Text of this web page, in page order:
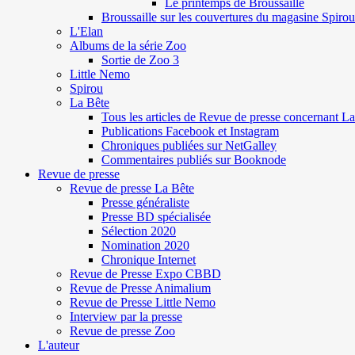
Broussaille sur les couvertures du magasine Spirou
L'Elan
Albums de la série Zoo
Sortie de Zoo 3
Little Nemo
Spirou
La Bête
Tous les articles de Revue de presse concernant
Publications Facebook et Instagram
Chroniques publiées sur NetGalley
Commentaires publiés sur Booknode
Revue de presse
Revue de presse La Bête
Presse généraliste
Presse BD spécialisée
Sélection 2020
Nomination 2020
Chronique Internet
Revue de Presse Expo CBBD
Revue de Presse Animalium
Revue de Presse Little Nemo
Interview par la presse
Revue de presse Zoo
L'auteur